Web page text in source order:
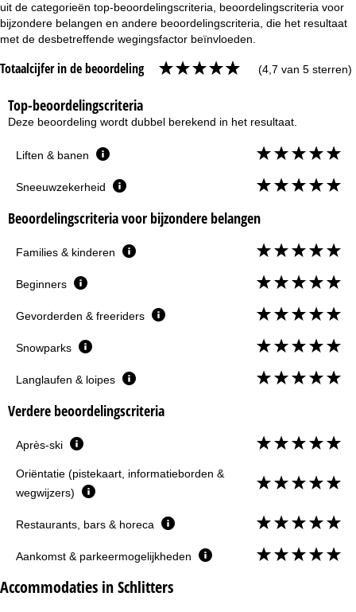
uit de categorieën top-beoordelingscriteria, beoordelingscriteria voor
bijzondere belangen en andere beoordelingscriteria, die het resultaat
met de desbetreffende wegingsfactor beïnvloeden.
Totaalcijfer in de beoordeling (4,7 van 5 sterren)
Top-beoordelingscriteria
Deze beoordeling wordt dubbel berekend in het resultaat.
Liften & banen
Sneeuwzekerheid
Beoordelingscriteria voor bijzondere belangen
Families & kinderen
Beginners
Gevorderden & freeriders
Snowparks
Langlaufen & loipes
Verdere beoordelingscriteria
Après-ski
Oriëntatie (pistekaart, informatieborden &
wegwijzers)
Restaurants, bars & horeca
Aankomst & parkeermogelijkheden
Accommodaties in Schlitters